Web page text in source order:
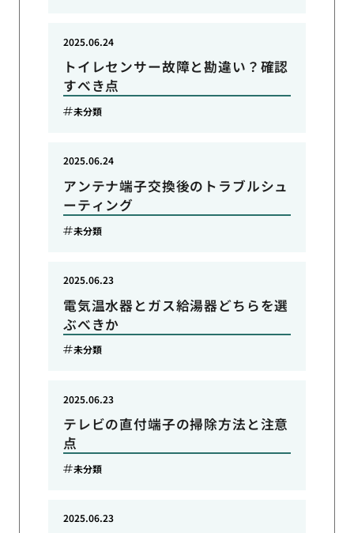
トイレセンサー故障と勘違い？確認
すべき点
2025.06.24
未分類
アンテナ端子交換後のトラブルシュ
ーティング
2025.06.24
未分類
電気温水器とガス給湯器どちらを選
ぶべきか
2025.06.23
未分類
テレビの直付端子の掃除方法と注意
点
2025.06.23
未分類
2025.06.23